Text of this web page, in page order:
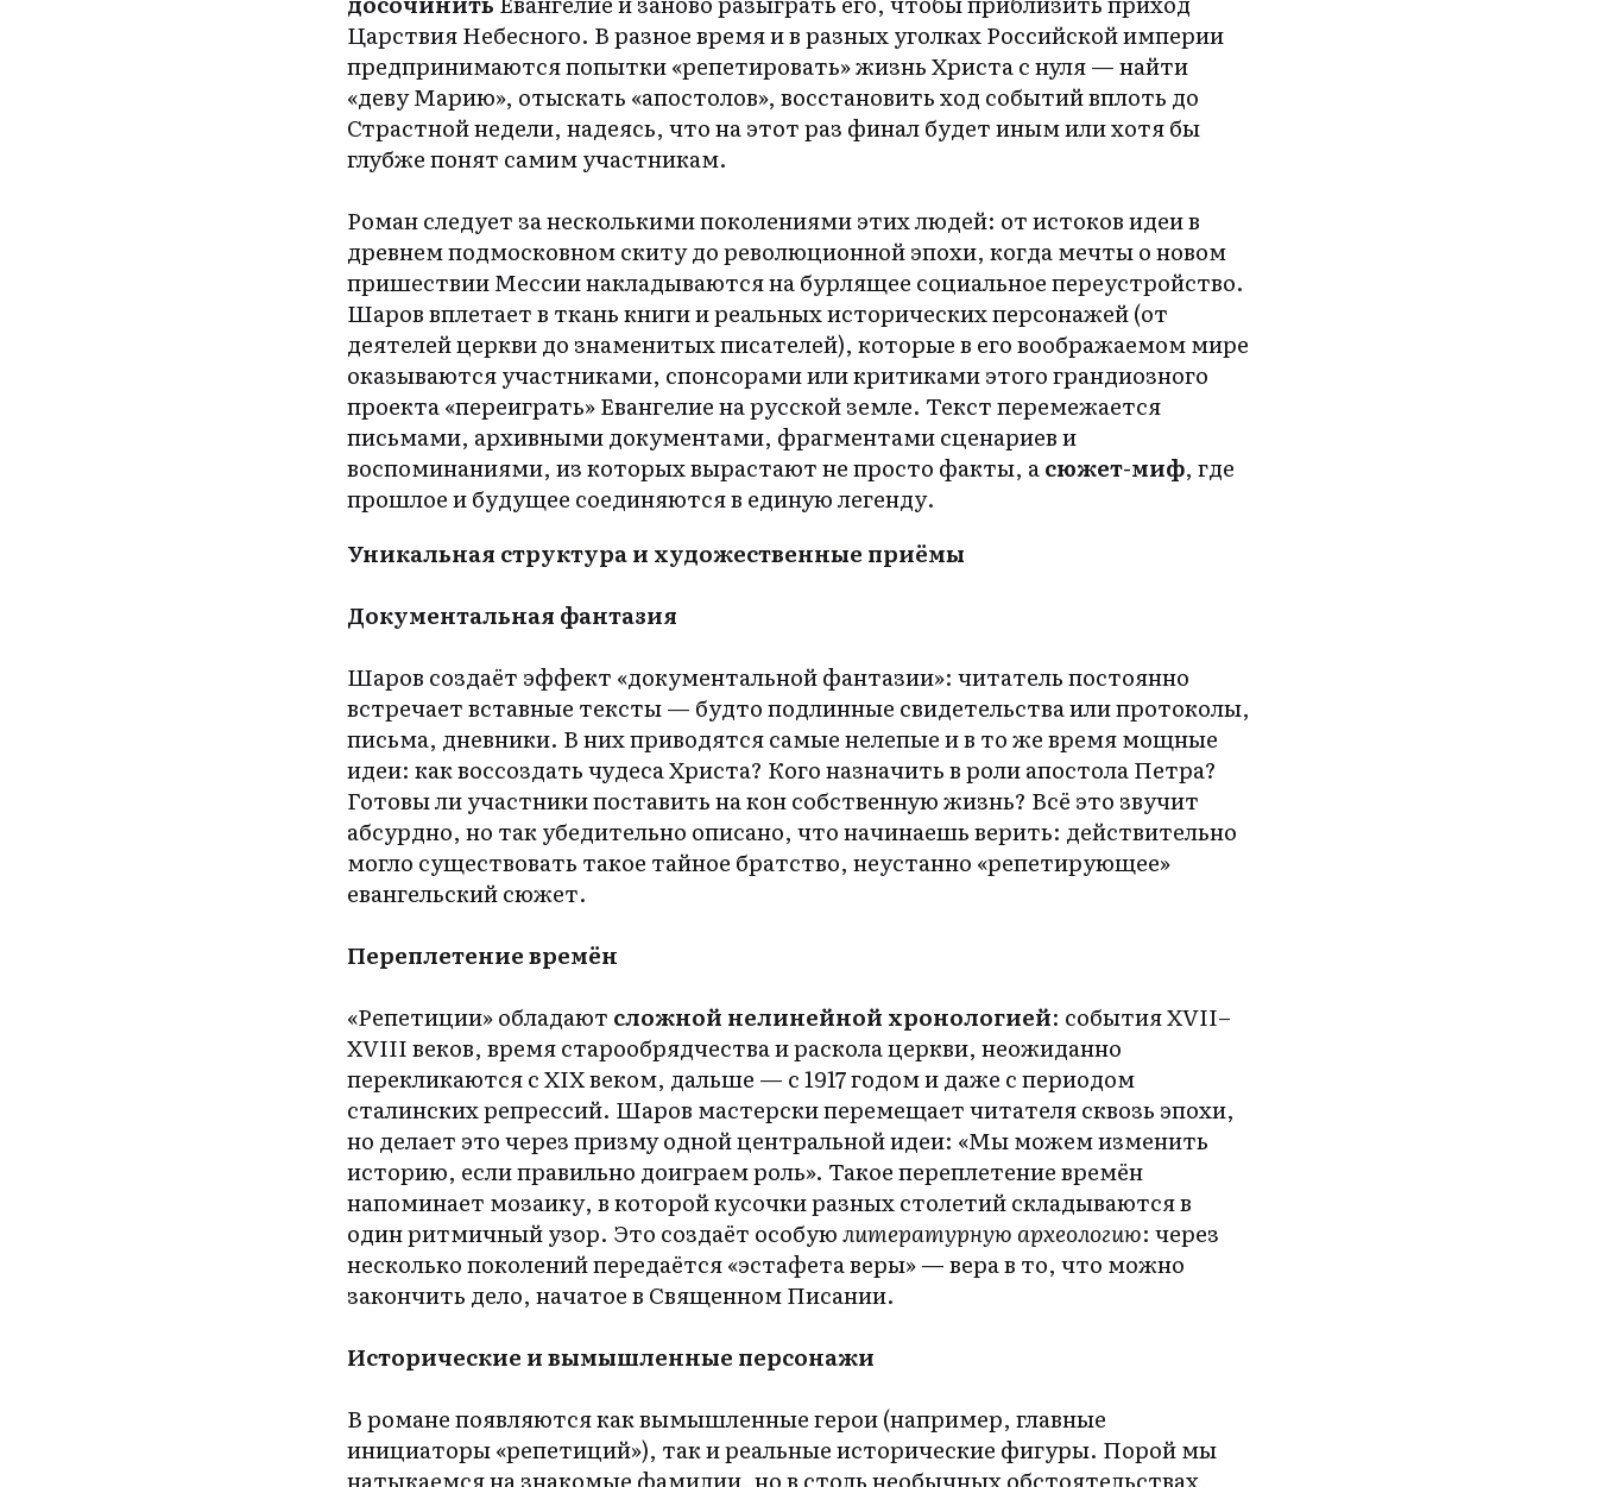
Царствия Небесного. В разное время и в разных уголках Российской империи
предпринимаются попытки «репетировать» жизнь Христа с нуля — найти
«деву Марию», отыскать «апостолов», восстановить ход событий вплоть до
Страстной недели, надеясь, что на этот раз финал будет иным или хотя бы
глубже понят самим участникам.
Роман следует за несколькими поколениями этих людей: от истоков идеи в
древнем подмосковном скиту до революционной эпохи, когда мечты о новом
пришествии Мессии накладываются на бурлящее социальное переустройство.
Шаров вплетает в ткань книги и реальных исторических персонажей (от
деятелей церкви до знаменитых писателей), которые в его воображаемом мире
оказываются участниками, спонсорами или критиками этого грандиозного
проекта «переиграть» Евангелие на русской земле. Текст перемежается
письмами, архивными документами, фрагментами сценариев и
воспоминаниями, из которых вырастают не просто факты, асюжет-миф, где
прошлое и будущее соединяются в единую легенду.
Уникальная структура и художественные приёмы
Документальная фантазия
Шаров создаёт эффект «документальной фантазии»: читатель постоянно
встречает вставные тексты — будто подлинные свидетельства или протоколы,
письма, дневники. В них приводятся самые нелепые и в то же время мощные
идеи: как воссоздать чудеса Христа? Кого назначить в роли апостола Петра?
Готовы ли участники поставить на кон собственную жизнь? Всё это звучит
абсурдно, но так убедительно описано, что начинаешь верить: действительно
могло существовать такое тайное братство, неустанно «репетирующее»
евангельский сюжет.
Переплетение времён
«Репетиции» обладают сложной нелинейной хронологией: события XVII–
XVIII веков, время старообрядчества и раскола церкви, неожиданно
перекликаются с XIX веком, дальше — с 1917 годом и даже с периодом
сталинских репрессий. Шаров мастерски перемещает читателя сквозь эпохи,
но делает это через призму одной центральной идеи: «Мы можем изменить
историю, если правильно доиграем роль». Такое переплетение времён
напоминает мозаику, в которой кусочки разных столетий складываются в
один ритмичный узор. Это создаёт особуюлитературную археологию: через
несколько поколений передаётся «эстафета веры» — вера в то, что можно
закончить дело, начатое в Священном Писании.
Исторические и вымышленные персонажи
В романе появляются как вымышленные герои (например, главные
инициаторы «репетиций»), так и реальные исторические фигуры. Порой мы
натыкаемся на знакомые фамилии, но в столь необычных обстоятельствах,